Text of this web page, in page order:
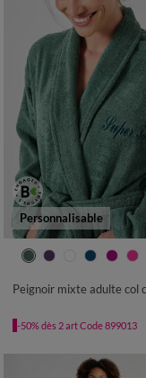
Personnalisable
34/36 38/40 42/44
-50% dès 2 art Code 899013